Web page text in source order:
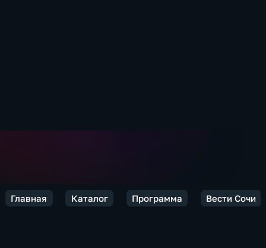
Главная Каталог Программа Вести Сочи